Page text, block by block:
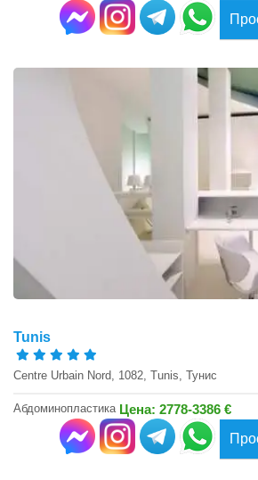
Tunis
Centre Urbain Nord, 1082, Tunis, Тунис
Абдоминопластика Цена: 2778-3386 €